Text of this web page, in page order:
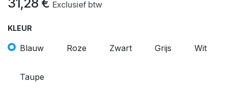
Exclusief btw
KLEUR
Blauw Roze Zwart Grijs Wit
Taupe